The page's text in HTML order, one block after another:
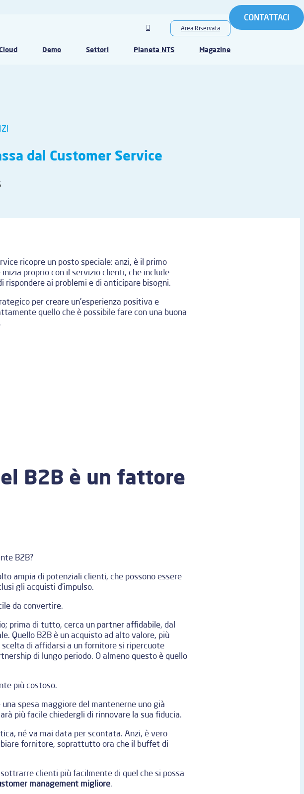
CONTATTACI
Area Riservata
Demo Settori Pianeta NTS Magazine
dal Customer Service
ricopre un posto speciale: anzi, è il primo
proprio con il servizio clienti, che include
ai problemi e di anticipare bisogni.
per creare un’esperienza positiva e
quello che è possibile fare con una buona
B2B è un fattore
B2B?
ampia di potenziali clienti, che possono essere
gli acquisti d’impulso.
da convertire.
prima di tutto, cerca un partner affidabile, dal
Quello B2B è un acquisto ad alto valore, più
di affidarsi a un fornitore si ripercuote
di lungo periodo. O almeno questo è quello
più costoso.
spesa maggiore del mantenerne uno già
più facile chiedergli di rinnovare la sua fiducia.
né va mai data per scontata. Anzi, è vero
fornitore, soprattutto ora che il buffet di
clienti più facilmente di quel che si possa
management migliore.